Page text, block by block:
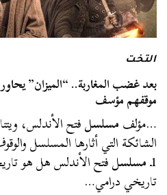
التخت
بعد غضب المغاربة.. “الميزان”
موقفهم مؤسف
…مؤلفمسلسلفتح الأندلس،
الشائكة التي أثارها المسلسل
1ـ مسلسلفتح الأندلس هل هو
تاريخي درامي…